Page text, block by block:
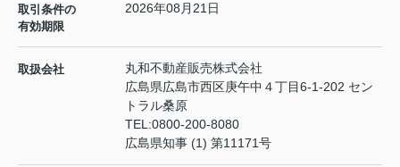
取引条件の
有効期限
2026年08月21日
取扱会社
丸和不動産販売株式会社
広島県広島市西区庚午中４丁目6-1-202 セン
トラル桑原
TEL:0800-200-8080
広島県知事 (1) 第11171号